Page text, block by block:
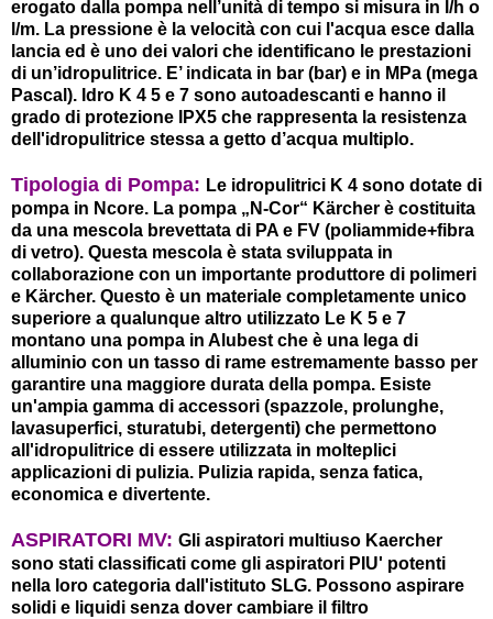
erogato dalla pompa nell’unità di tempo si misura in l/h o
l/m. La pressione è la velocità con cui l'acqua esce dalla
lancia ed è uno dei valori che identificano le prestazioni
di un’idropulitrice. E’ indicata in bar (bar) e in MPa (mega
Pascal). Idro K 4 5 e 7 sono autoadescanti e hanno il
grado di protezione IPX5 che rappresenta la resistenza
dell'idropulitrice stessa a getto d’acqua multiplo.
Tipologia di Pompa: Le idropulitrici K 4 sono dotate di
pompa in Ncore. La pompa „N-Cor“ Kärcher è costituita
da una mescola brevettata di PA e FV (poliammide+fibra
di vetro). Questa mescola è stata sviluppata in
collaborazione con un importante produttore di polimeri
e Kärcher. Questo è un materiale completamente unico
superiore a qualunque altro utilizzato Le K 5 e 7
montano una pompa in Alubest che è una lega di
alluminio con un tasso di rame estremamente basso per
garantire una maggiore durata della pompa. Esiste
un'ampia gamma di accessori (spazzole, prolunghe,
lavasuperfici, sturatubi, detergenti) che permettono
all'idropulitrice di essere utilizzata in molteplici
applicazioni di pulizia. Pulizia rapida, senza fatica,
economica e divertente.
ASPIRATORI MV: Gli aspiratori multiuso Kaercher
sono stati classificati come gli aspiratori PIU' potenti
nella loro categoria dall'istituto SLG. Possono aspirare
solidi e liquidi senza dover cambiare il filtro